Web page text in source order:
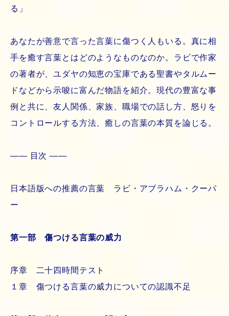
る」
あなたが善意で言った言葉に傷つく人もいる。真に相
手を癒す言葉とはどのようなものなのか。ラビで作家
の著者が、ユダヤの知恵の宝庫である聖書やタルムー
ドなどから示唆に富んだ物語を紹介。現代の豊富な事
例と共に、友人関係、家族、職場での話し方、怒りを
コントロールする方法、癒しの言葉の本質を論じる。
―― 目次 ――
日本語版への推薦の言葉 ラビ・アブラハム・クーパ
ー
第一部 傷つける言葉の威力
序章 二十四時間テスト
１章 傷つける言葉の威力についての認識不足